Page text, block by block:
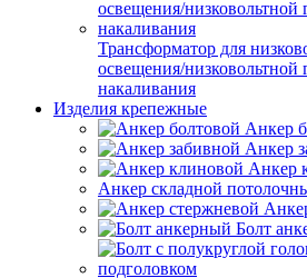
Трансформатор для
освещения/низковольтной
накаливания
Изделия крепежные
Анкер
Анкер
Анкер
Анкер складной
Болт